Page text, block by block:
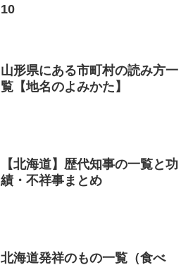
10
山形県にある市町村の読み方一
覧【地名のよみかた】
【北海道】歴代知事の一覧と功
績・不祥事まとめ
北海道発祥のもの一覧（食べ